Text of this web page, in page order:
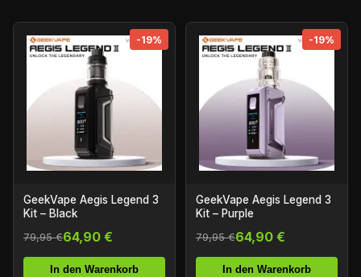
-19%
GeekVape Aegis Legend 3
Kit – Black
79,95 €64,90 €
In den Warenkorb
-19%
GeekVape Aegis Legend 3
Kit – Purple
79,95 €64,90 €
In den Warenkorb